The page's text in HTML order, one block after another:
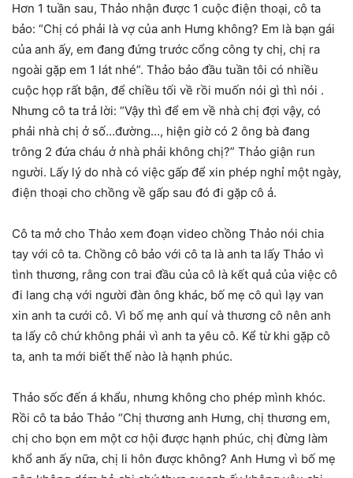
Hơn 1 tuần sau, Thảo nhận được 1 cuộc điện thoại, cô ta
bảo: “Chị có phải là vợ của anh Hưng không? Em là bạn gái
của anh ấy, em đang đứng trước cổng công ty chị, chị ra
ngoài gặp em 1 lát nhé”. Thảo bảo đầu tuần tôi có nhiều
cuộc họp rất bận, để chiều tối về rồi muốn nói gì thì nói .
Nhưng cô ta trả lời: “Vậy thì để em về nhà chị đợi vậy, có
phải nhà chị ở số…đường…, hiện giờ có 2 ông bà đang
trông 2 đứa cháu ở nhà phải không chị?” Thảo giận run
người. Lấy lý do nhà có việc gấp để xin phép nghỉ một ngày,
điện thoại cho chồng về gấp sau đó đi gặp cô ả.
Cô ta mở cho Thảo xem đoạn video chồng Thảo nói chia
tay với cô ta. Chồng cô bảo với cô ta là anh ta lấy Thảo vì
tình thương, rằng con trai đầu của cô là kết quả của việc cô
đi lang chạ với người đàn ông khác, bố mẹ cô quì lạy van
xin anh ta cưới cô. Vì bố mẹ anh quí và thương cô nên anh
ta lấy cô chứ không phải vì anh ta yêu cô. Kể từ khi gặp cô
ta, anh ta mới biết thế nào là hạnh phúc.
Thảo sốc đến á khẩu, nhưng không cho phép mình khóc.
Rồi cô ta bảo Thảo “Chị thương anh Hưng, chị thương em,
chị cho bọn em một cơ hội được hạnh phúc, chị đừng làm
khổ anh ấy nữa, chị li hôn được không? Anh Hưng vì bố mẹ